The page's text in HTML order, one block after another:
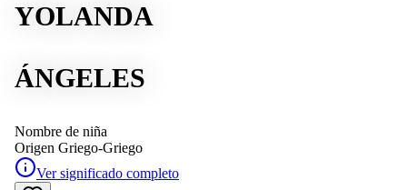
YOLANDA
ÁNGELES
Nombre de niña
Origen Griego-Griego
Ver significado completo